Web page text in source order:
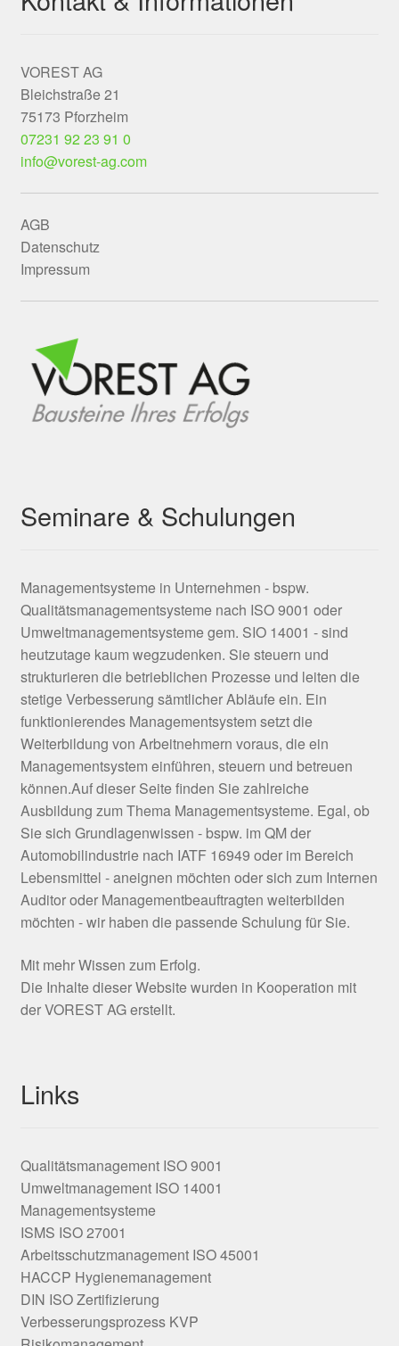
VOREST AG
Bleichstraße 21
75173 Pforzheim
07231 92 23 91 0
info@vorest-ag.com
AGB
Datenschutz
Impressum
Seminare & Schulungen
Managementsysteme in Unternehmen - bspw.
Qualitätsmanagementsysteme nach ISO 9001 oder
Umweltmanagementsysteme gem. SIO 14001 - sind
heutzutage kaum wegzudenken. Sie steuern und
strukturieren die betrieblichen Prozesse und leiten die
stetige Verbesserung sämtlicher Abläufe ein. Ein
funktionierendes Managementsystem setzt die
Weiterbildung von Arbeitnehmern voraus, die ein
Managementsystem einführen, steuern und betreuen
können.Auf dieser Seite finden Sie zahlreiche
Ausbildung zum Thema Managementsysteme. Egal, ob
Sie sich Grundlagenwissen - bspw. im QM der
Automobilindustrie nach IATF 16949 oder im Bereich
Lebensmittel - aneignen möchten oder sich zum Internen
Auditor oder Managementbeauftragten weiterbilden
möchten - wir haben die passende Schulung für Sie.
Mit mehr Wissen zum Erfolg.
Die Inhalte dieser Website wurden in Kooperation mit
der VOREST AG erstellt.
Links
Qualitätsmanagement ISO 9001
Umweltmanagement ISO 14001
Managementsysteme
ISMS ISO 27001
Arbeitsschutzmanagement ISO 45001
HACCP Hygienemanagement
DIN ISO Zertifizierung
Verbesserungsprozess KVP